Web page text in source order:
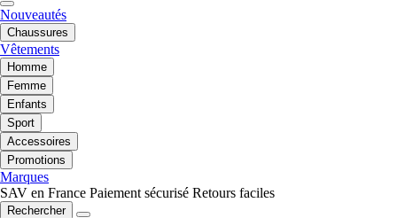
Nouveautés
Chaussures
Vêtements
Homme
Femme
Enfants
Sport
Accessoires
Promotions
Marques
SAV en France Paiement sécurisé Retours faciles
Rechercher